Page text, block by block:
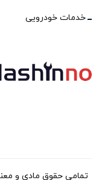
خدمات خودرویی
تمامی حقوق مادی و